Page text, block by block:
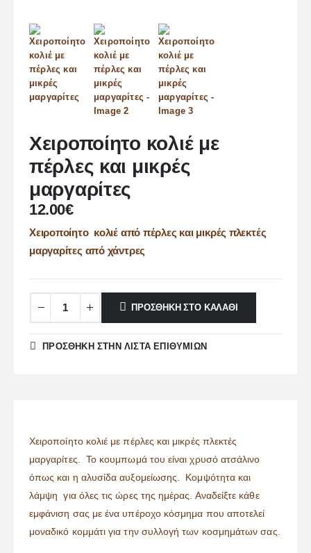
Χειροποίητο κολιέ με
πέρλες και μικρές
μαργαρίτες
12.00€
Χειροποίητο κολιέ από πέρλες και μικρές πλεκτές
μαργαρίτες από χάντρες
ΠΡΟΣΘΉΚΗ ΣΤΟ ΚΑΛΆΘΙ
ΠΡΌΣΘΉΚΗ ΣΤΗΝ ΛΊΣΤΑ ΕΠΙΘΥΜΙΏΝ
Χειροποίητο κολιέ με πέρλες και μικρές πλεκτές
μαργαρίτες. Το κουμπωμά του είναι χρυσό ατσάλινο
όπως και η αλυσίδα αυξομείωσης. Κομψότητα και
λάμψη για όλες τις ώρες της ημέρας. Αναδείξτε κάθε
εμφάνιση σας με ένα υπέροχο κόσμημα που αποτελεί
μοναδικό κομμάτι για την συλλογή των κοσμημάτων σας.